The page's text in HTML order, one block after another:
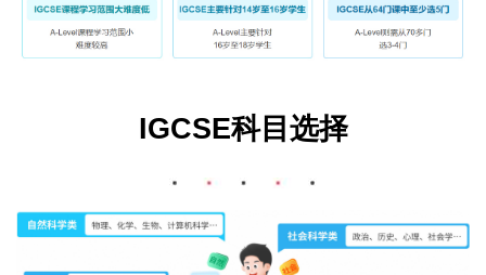
IGCSE科目选择